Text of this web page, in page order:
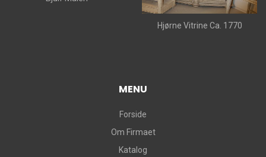
Hjørne Vitrine Ca. 1770
MENU
Forside
Om Firmaet
Katalog